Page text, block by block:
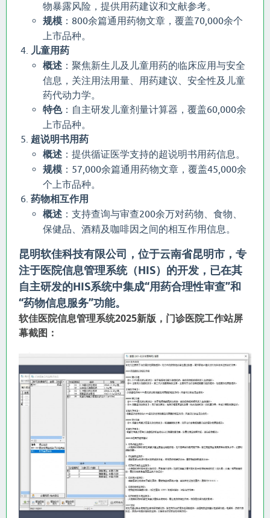
物暴露风险，提供用药建议和文献参考。
规模 ：800余篇通用药物文章，覆盖70,000余个
上市品种。
儿童用药
概述 ：聚焦新生儿及儿童用药的临床应用与安全
信息，关注用法用量、用药建议、安全性及儿童
药代动力学。
特色：自主研发儿童剂量计算器，覆盖60,000余
上市品种。
超说明书用药
概述 ：提供循证医学支持的超说明书用药信息。
规模 ：57,000余篇通用药物文章，覆盖45,000余
个上市品种。
药物相互作用
概述 ：支持查询与审查200余万对药物、食物、
保健品、酒精及咖啡因之间的相互作用信息。
昆明软佳科技有限公司，位于云南省昆明市，专
注于医院信息管理系统（HIS）的开发，已在其
自主研发的HIS系统中集成“用药合理性审查”和
“药物信息服务”功能。
软佳医院信息管理系统2025新版，门诊医院工作站屏
幕截图：